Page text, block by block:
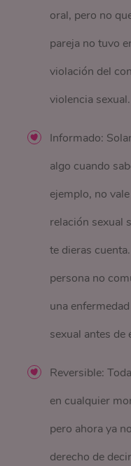
oral, pero no
pareja no tuvo
violación del
violencia sexual.
Informado:
algo cuando
ejemplo, no
relación sexual
te dieras
persona no
una
sexual antes
Reversible:
en cualquier
pero ahora ya
derecho de